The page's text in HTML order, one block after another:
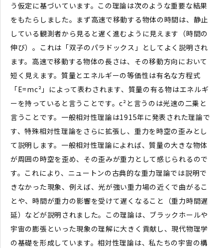
う仮定に基づいています。この理論は次のような重要な結果
をもたらしました。まず高速で移動する物体の時間は、静止
している観測者から見ると遅く進むように見えます（時間の
伸び）。これは「双子のパラドックス」としてよく説明され
ます。高速で移動する物体の長さは、その移動方向において
短く見えます。質量とエネルギーの等価性は有名な方程式
「E=mc²」によって表わされます、質量の有る物はエネルギ
ーを持っていると言うことです。c²と言うのは光速の二乗と
言うことです。一般相対性理論は1915年に発表された理論で
す、特殊相対性理論をさらに拡張し、重力を時空の歪みとし
て説明します。一般相対性理論によれば、質量の大きな物体
が周囲の時空を歪め、その歪みが重力として感じられるので
す。これにより、ニュートンの古典的な重力理論では説明で
きなかった現象、例えば、光が強い重力場の近くで曲がるこ
とや、時間が重力の影響を受けて遅くなること（重力時間遅
延）などが説明されました。この理論は、ブラックホールや
宇宙の膨張といった現象の理解に大きく貢献し、現代物理学
の基礎を形成しています。相対性理論は、私たちの宇宙の構